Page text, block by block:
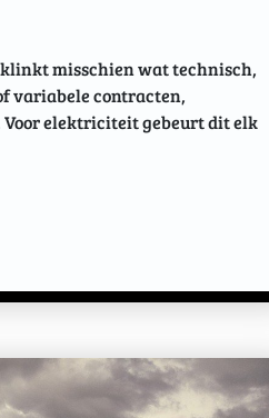
misschien wat technisch,
variabele contracten,
elektriciteit gebeurt dit elk